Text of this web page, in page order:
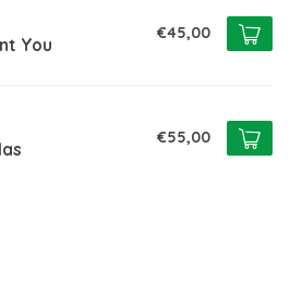
You
€45,00
€55,00